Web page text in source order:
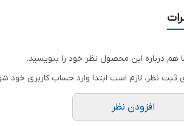
نوع رابط
طول کابل
هم درباره این محصول نظر خود را بنویسید.
ثبت نظر، لازم است ابتدا وارد حساب کاربری خود
افزودن نظر